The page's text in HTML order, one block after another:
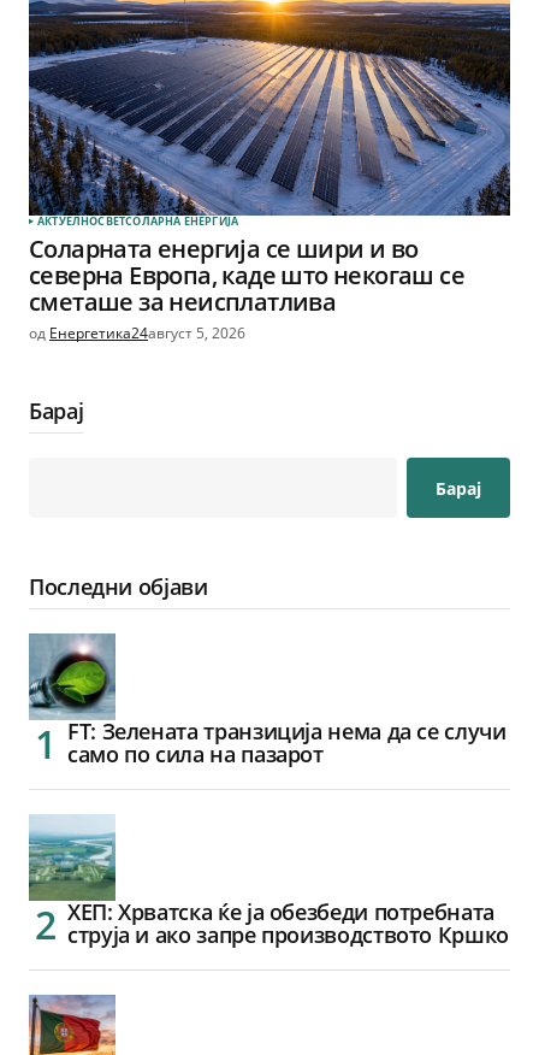
АКТУЕЛНОСВЕТСОЛАРНА EНЕРГИЈА
Соларната енергија се шири и во
северна Европа, каде што некогаш се
сметаше за неисплатлива
од Енергетика24август 5, 2026
Барај
Барај
Последни објави
FT: Зелената транзиција нема да се случи
само по сила на пазарот
ХЕП: Хрватска ќе ја обезбеди потребната
струја и ако запре производството Кршко